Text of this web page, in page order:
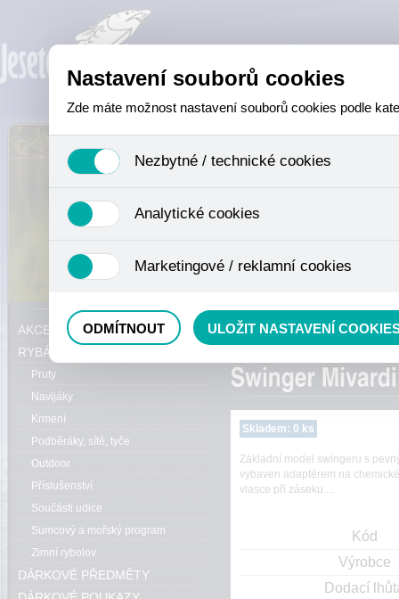
Právě se nacházíte:
číhátka, splávky,
Skladem: 0 ks
Základní model swingeru s
vybaven adaptérem na
vlasce při záseku....
Kód
Výrobce
Dodací
AKCE, SLEVY, VÝPRODEJ
RYBÁŘSKÝ SORTIMENT
Pruty
Navijáky
Krmení
Podběráky, sítě, tyče
Outdoor
Příslušenství
Součásti udice
Sumcový a mořský program
Zimní rybolov
DÁRKOVÉ PŘEDMĚTY
Nastavení souborů cookies
Zde máte možnost nastavení souborů cookies podle
Nezbytné / technické cookies
se mimo jiné k ukládání produktů v nákupním košíku,
není zapotřebí Váš souhlas a není možné jej ani odebrat.
Analytické cookies
nejedná o osobní údaje, protože anonymizované cookies
odkazy, prohlížené zboží apod.
Marketingové / reklamní cookies
ODMÍTNOUT ULOŽIT NASTAVENÍ